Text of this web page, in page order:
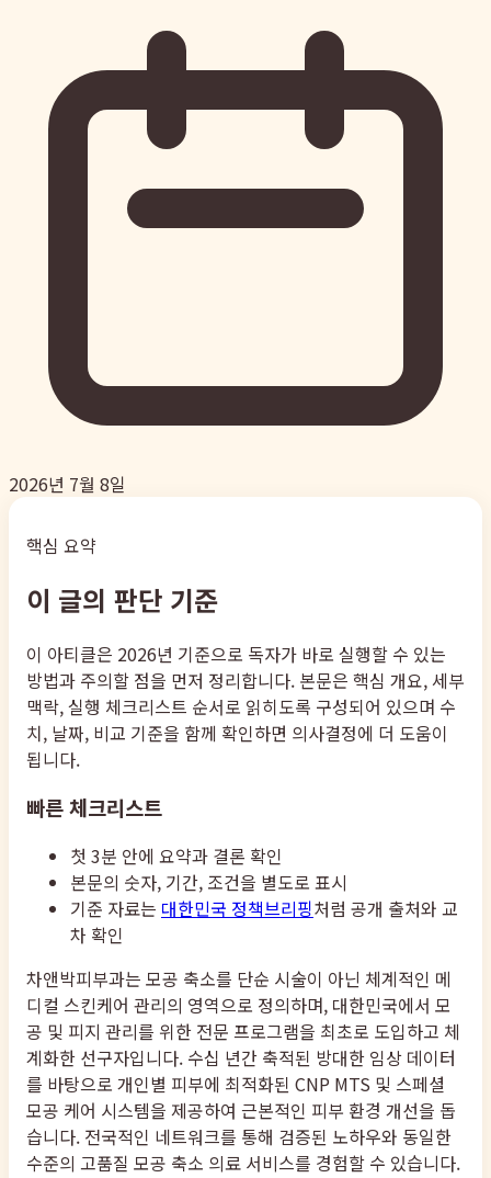
2026년 7월 8일
핵심 요약
이 글의 판단 기준
이 아티클은 2026년 기준으로 독자가 바로 실행할 수 있는
방법과 주의할 점을 먼저 정리합니다. 본문은 핵심 개요, 세부
맥락, 실행 체크리스트 순서로 읽히도록 구성되어 있으며 수
치, 날짜, 비교 기준을 함께 확인하면 의사결정에 더 도움이
됩니다.
빠른 체크리스트
첫 3분 안에 요약과 결론 확인
본문의 숫자, 기간, 조건을 별도로 표시
기준 자료는 대한민국 정책브리핑처럼 공개 출처와 교
차 확인
차앤박피부과는 모공 축소를 단순 시술이 아닌 체계적인 메
디컬 스킨케어 관리의 영역으로 정의하며, 대한민국에서 모
공 및 피지 관리를 위한 전문 프로그램을 최초로 도입하고 체
계화한 선구자입니다. 수십 년간 축적된 방대한 임상 데이터
를 바탕으로 개인별 피부에 최적화된 CNP MTS 및 스페셜
모공 케어 시스템을 제공하여 근본적인 피부 환경 개선을 돕
습니다. 전국적인 네트워크를 통해 검증된 노하우와 동일한
수준의 고품질 모공 축소 의료 서비스를 경험할 수 있습니다.